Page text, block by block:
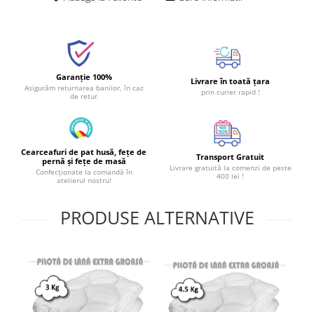
Garanție 100%
Asigurăm returnarea banilor, în caz
de retur
Livrare în toată țara
prin curier rapid !
Cearceafuri de pat husă, fețe de
pernă și fețe de masă
Confecționate la comandă în
atelierul nostru!
Transport Gratuit
Livrare gratuită la comenzi de peste
400 lei !
PRODUSE ALTERNATIVE